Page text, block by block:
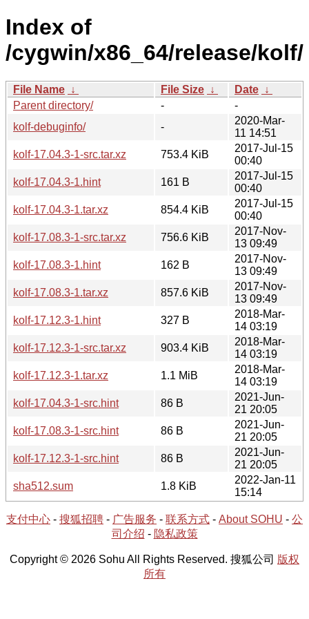
Index of
/cygwin/x86_64/release/kolf/
File Name ↓ File Size ↓ Date ↓
Parent directory/
-
-
kolf-debuginfo/
-
2020-Mar-
11 14:51
kolf-17.04.3-1-src.tar.xz
753.4 KiB
2017-Jul-15
00:40
kolf-17.04.3-1.hint
161 B
2017-Jul-15
00:40
kolf-17.04.3-1.tar.xz
854.4 KiB
2017-Jul-15
00:40
kolf-17.08.3-1-src.tar.xz
756.6 KiB
2017-Nov-
13 09:49
kolf-17.08.3-1.hint
162 B
2017-Nov-
13 09:49
kolf-17.08.3-1.tar.xz
857.6 KiB
2017-Nov-
13 09:49
kolf-17.12.3-1.hint
327 B
2018-Mar-
14 03:19
kolf-17.12.3-1-src.tar.xz
903.4 KiB
2018-Mar-
14 03:19
kolf-17.12.3-1.tar.xz
1.1 MiB
2018-Mar-
14 03:19
kolf-17.04.3-1-src.hint
86 B
2021-Jun-
21 20:05
kolf-17.08.3-1-src.hint
86 B
2021-Jun-
21 20:05
kolf-17.12.3-1-src.hint
86 B
2021-Jun-
21 20:05
sha512.sum
1.8 KiB
2022-Jan-11
15:14
支付中心 - 搜狐招聘 - 广告服务 - 联系方式 - About SOHU - 公
司介绍 - 隐私政策
Copyright © 2026 Sohu All Rights Reserved. 搜狐公司 版权
所有